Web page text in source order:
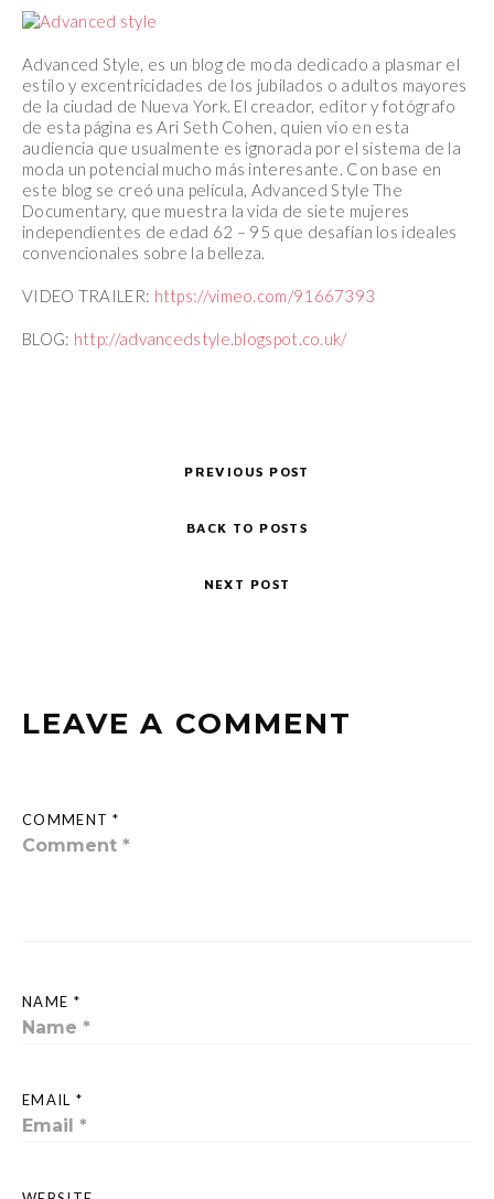
Advanced Style, es un blog de moda dedicado a plasmar el
estilo y excentricidades de los jubilados o adultos mayores
de la ciudad de Nueva York‬. El creador, editor y fotógrafo
de esta página es Ari Seth Cohen, quien vio en esta
audiencia que usualmente es ignorada por el sistema de la
moda un potencial mucho más interesante. Con base en
este blog se creó una película, Advanced Style The
Documentary, que muestra la vida de siete mujeres
independientes de edad 62 – 95 que desafían los ideales
convencionales sobre la belleza.
VIDEO TRAILER: https://vimeo.com/91667393
BLOG: http://advancedstyle.blogspot.co.uk/
PREVIOUS POST
BACK TO POSTS
NEXT POST
LEAVE A COMMENT
COMMENT *
NAME *
EMAIL *